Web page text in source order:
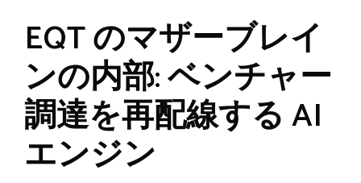
EQT のマザーブレイ
ンの内部: ベンチャー
調達を再配線する AI
エンジン